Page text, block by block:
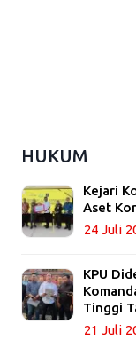
HUKUM
Kejari
Aset
24 Juli
KPU
Tinggi
21 Juli